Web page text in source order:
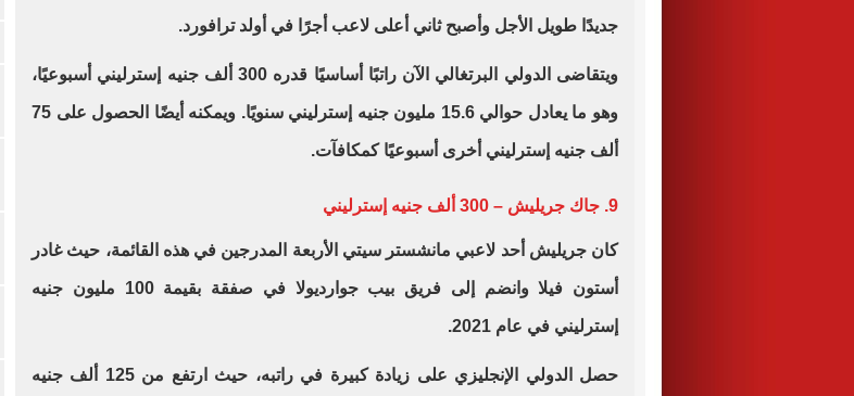
جديدًا طويل الأجل وأصبح ثاني أعلى لاعب أجرًا في أولد ترافورد.
ويتقاضى الدولي البرتغالي الآن راتبًا أساسيًا قدره 300 ألف جنيه إسترليني أسبوعيًا،
وهو ما يعادل حوالي 15.6 مليون جنيه إسترليني سنويًا. ويمكنه أيضًا الحصول على 75
ألف جنيه إسترليني أخرى أسبوعيًا كمكافآت.
9. جاك جريليش – 300 ألف جنيه إسترليني
كان جريليش أحد لاعبي مانشستر سيتي الأربعة المدرجين في هذه القائمة، حيث غادر
أستون فيلا وانضم إلى فريق بيب جوارديولا في صفقة بقيمة 100 مليون جنيه
إسترليني في عام 2021.
حصل الدولي الإنجليزي على زيادة كبيرة في راتبه، حيث ارتفع من 125 ألف جنيه